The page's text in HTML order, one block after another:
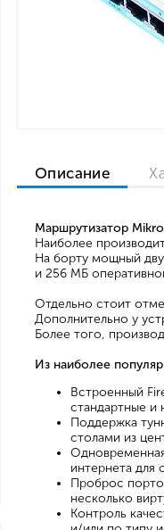
Описание
Маршрутизатор
Наиболее
На борту мощный
и 256 МБ
Отдельно стоит
Дополнительно у
Более того,
Из наиболее
Встроенный
стандартные и
Поддержка
столами из
интернета для
Проброс
несколько
Контроль